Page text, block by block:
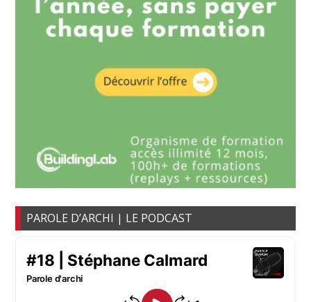
PAROLE D’ARCHI | LE PODCAST